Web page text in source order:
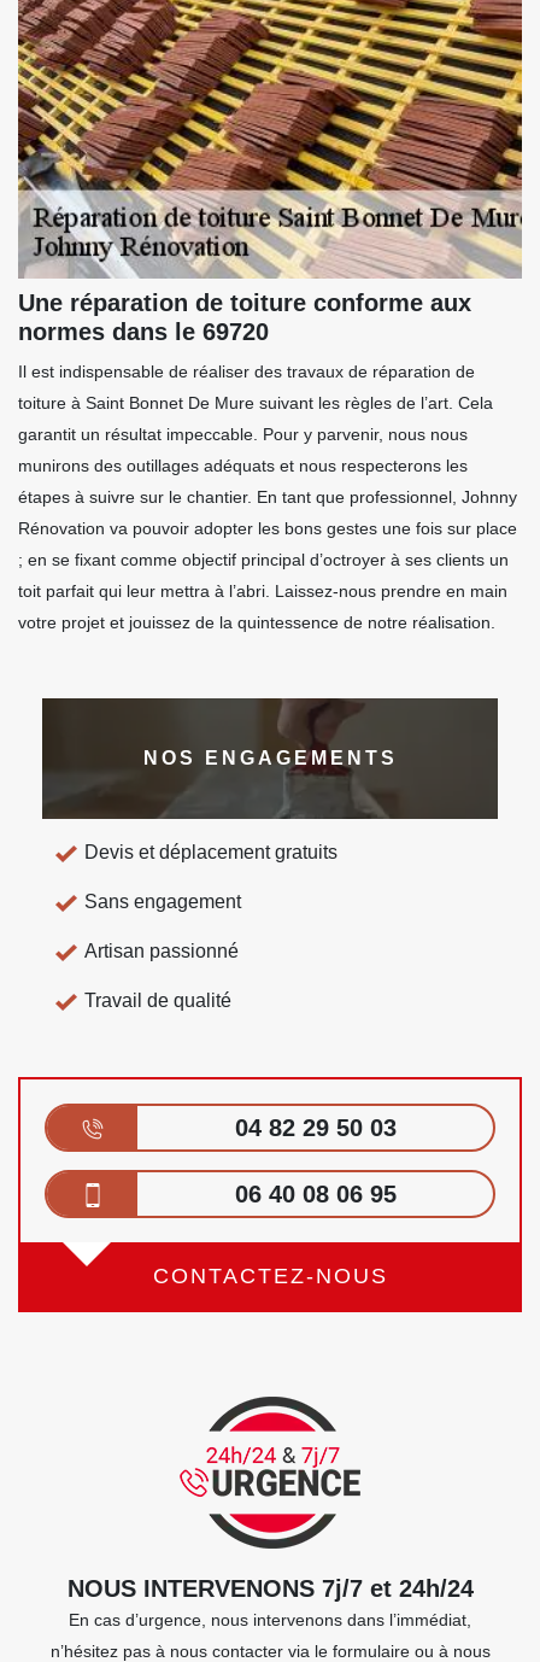
Une réparation de toiture conforme aux
normes dans le 69720
Il est indispensable de réaliser des travaux de réparation de
toiture à Saint Bonnet De Mure suivant les règles de l’art. Cela
garantit un résultat impeccable. Pour y parvenir, nous nous
munirons des outillages adéquats et nous respecterons les
étapes à suivre sur le chantier. En tant que professionnel, Johnny
Rénovation va pouvoir adopter les bons gestes une fois sur place
; en se fixant comme objectif principal d’octroyer à ses clients un
toit parfait qui leur mettra à l’abri. Laissez-nous prendre en main
votre projet et jouissez de la quintessence de notre réalisation.
NOS ENGAGEMENTS
Devis et déplacement gratuits
Sans engagement
Artisan passionné
Travail de qualité
04 82 29 50 03
06 40 08 06 95
CONTACTEZ-NOUS
NOUS INTERVENONS 7j/7 et 24h/24
En cas d’urgence, nous intervenons dans l’immédiat,
n’hésitez pas à nous contacter via le formulaire ou à nous